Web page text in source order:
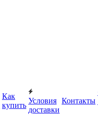
Как
купить
Условия
доставки
Контакты